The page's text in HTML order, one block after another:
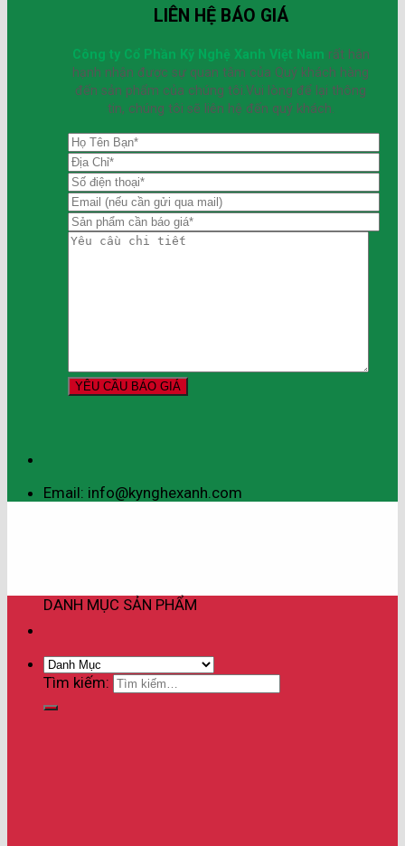
LIÊN HỆ BÁO GIÁ
Công ty Cổ Phần Kỹ Nghệ Xanh Việt Nam rất hân
hạnh nhận được sự quan tâm của Quý khách hàng
đến sản phẩm của chúng tôi.Vui lòng để lại thông
tin, chúng tôi sẽ liên hệ đến quý khách.
Email: info@kynghexanh.com
Tìm kiếm:
DANH MỤC SẢN PHẨM